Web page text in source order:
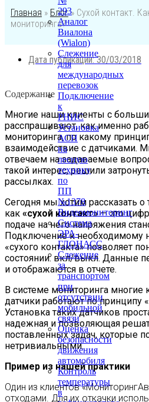
293
Аналог
Виалона
(Wialon)
Слежение
для
международных
перевозок
Подключение
к
РНИС
Установка
АСН
на
лесную
технику
по
ПП
№1378
Видеомониторинг
Система
ЭРА-
ГЛОНАСС
Слежение
за
транспортом
при
отсутствии
мобильной
связи
Оценка
безопасности
движения
автомобиля
Контроль
температуры
в
Главная » Блог» Сухой контакт.
мониторинга?
Дата публикации:30/03/2018
Содержание
Многие наши клиенты с
расспрашивают, как именно
мониторинга, по какому
взаимодействие с датчиками.
отвечаем на задаваемые
такой интерес, решили
рассылках.
Сегодня мы хотим рассказать о
как «сухой контакт»— это
подаче на него напряжения
Подключение к необходимому
«сухого контакта» позволяет
состоянии: вкл/выкл. Данные
и отображаются в отчете.
В системе мониторинга
датчики работают по принципу
Установка таких датчиков
надежная и позволяющая
поставленных задач, которые
нетривиальными.
Пример из нашей практики
Один из клиентов
отходами. Для их откачки